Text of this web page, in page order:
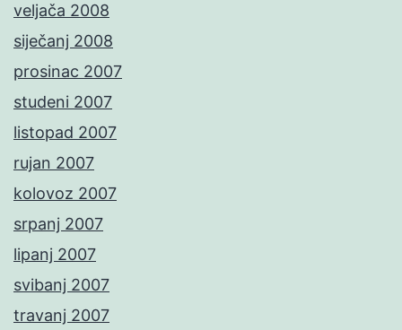
veljača 2008
siječanj 2008
prosinac 2007
studeni 2007
listopad 2007
rujan 2007
kolovoz 2007
srpanj 2007
lipanj 2007
svibanj 2007
travanj 2007